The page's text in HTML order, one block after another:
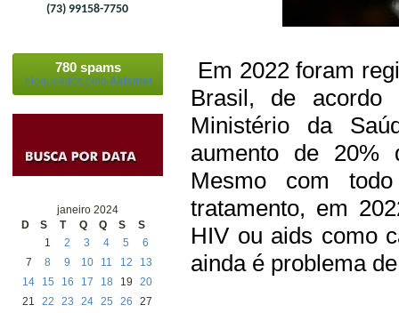
(73) 99158-7750
780 spams
bloqueados pelo Akismet
janeiro 2024
D
S T Q Q S
S
1
2 3 4 5
6
7
8 9 10 11 12
13
14
15 16 17 18 19
20
21
22 23 24 25 26
27
Em 2022 foram
Brasil, de acordo
Ministério da
aumento de 20%
Mesmo com
tratamento, em
HIV ou aids como
ainda é problema